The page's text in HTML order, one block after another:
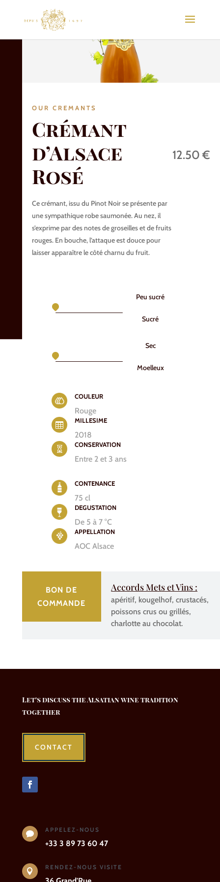
OUR CREMANTS
Crémant
d’Alsace
Rosé
12.50 €
Ce crémant, issu du Pinot Noir se présente par
une sympathique robe saumonée. Au nez, il
s’exprime par des notes de groseilles et de fruits
rouges. En bouche, l’attaque est douce pour
laisser apparaître le côté charnu du fruit.
Peu sucré
Sucré
Sec
Moelleux
COULEUR
Rouge

MILLESIME
2018

CONSERVATION
Entre 2 et 3 ans
CONTENANCE
75 cl
DEGUSTATION
De 5 à 7 °C
APPELLATION
AOC Alsace
BON DE
COMMANDE
Accords Mets et Vins :
apéritif, kougelhof, crustacés,
poissons crus ou grillés,
charlotte au chocolat.
Let's discuss the Alsatian wine tradition
together
CONTACT

APPELEZ-NOUS
+33 3 89 73 60 47

RENDEZ-NOUS VISITE